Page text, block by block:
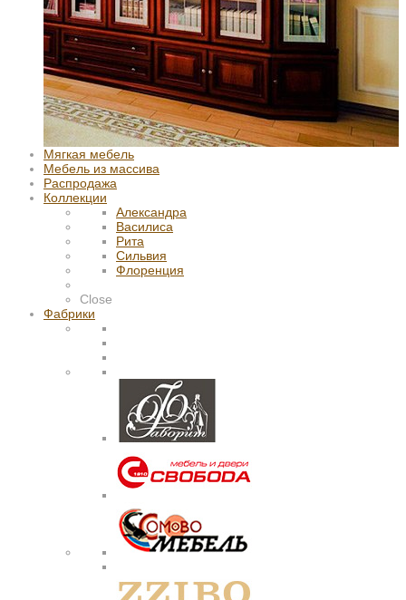
Мягкая мебель
Мебель из массива
Распродажа
Коллекции
Александра
Василиса
Рита
Сильвия
Флоренция
Close
Фабрики